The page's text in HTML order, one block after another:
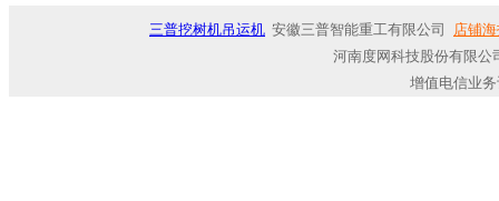
三普挖树机吊运机 安徽三普智能重工有限公司
店铺
河南度网科技股份有限
增值电信业